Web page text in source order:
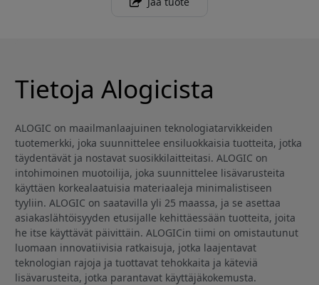
Tietoja Alogicista
ALOGIC on maailmanlaajuinen teknologiatarvikkeiden
tuotemerkki, joka suunnittelee ensiluokkaisia tuotteita, jotka
täydentävät ja nostavat suosikkilaitteitasi. ALOGIC on
intohimoinen muotoilija, joka suunnittelee lisävarusteita
käyttäen korkealaatuisia materiaaleja minimalistiseen
tyyliin. ALOGIC on saatavilla yli 25 maassa, ja se asettaa
asiakaslähtöisyyden etusijalle kehittäessään tuotteita, joita
he itse käyttävät päivittäin. ALOGICin tiimi on omistautunut
luomaan innovatiivisia ratkaisuja, jotka laajentavat
teknologian rajoja ja tuottavat tehokkaita ja käteviä
lisävarusteita, jotka parantavat käyttäjäkokemusta.